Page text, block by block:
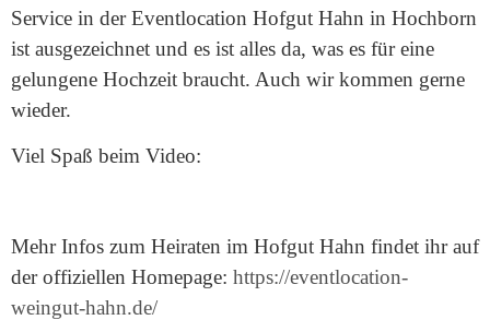
Service in der Eventlocation Hofgut Hahn in Hochborn
ist ausgezeichnet und es ist alles da, was es für eine
gelungene Hochzeit braucht. Auch wir kommen gerne
wieder.
Viel Spaß beim Video:
Mehr Infos zum Heiraten im Hofgut Hahn findet ihr auf
der offiziellen Homepage: https://eventlocation-
weingut-hahn.de/